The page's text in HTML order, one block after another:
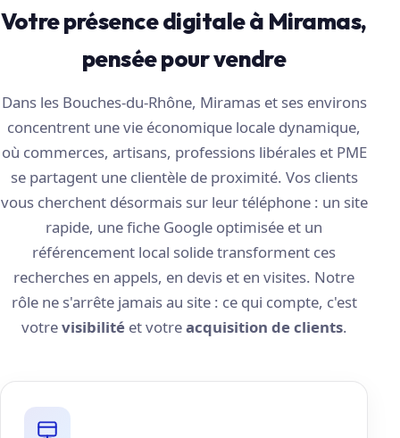
Votre présence digitale à Miramas,
pensée pour vendre
Dans les Bouches-du-Rhône, Miramas et ses environs
concentrent une vie économique locale dynamique,
où commerces, artisans, professions libérales et PME
se partagent une clientèle de proximité. Vos clients
vous cherchent désormais sur leur téléphone : un site
rapide, une fiche Google optimisée et un
référencement local solide transforment ces
recherches en appels, en devis et en visites. Notre
rôle ne s'arrête jamais au site : ce qui compte, c'est
votrevisibilitéet votreacquisition de clients.